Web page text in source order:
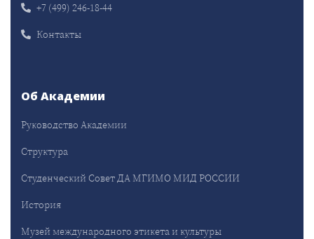
+7 (499) 246-18-44
Контакты
Об Академии
Руководство Академии
Структура
Студенческий Совет ДА МГИМО МИД РОССИИ
История
Музей международного этикета и культуры